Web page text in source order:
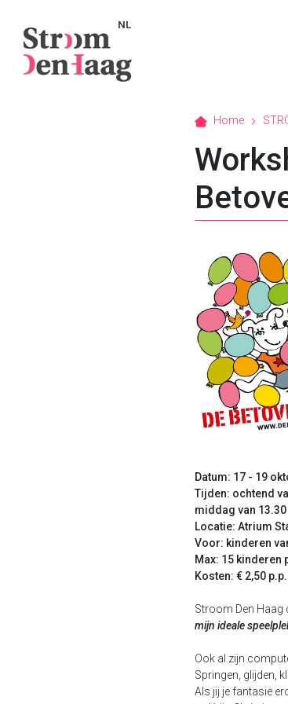
NL
Home
Datum: 17 - 19
Tijden: ochtend
middag van
Locatie: Atrium
Voor: kinderen
Max: 15 kinderen
Kosten: € 2,50 p.p.
Stroom Den Haag
mijn ideale
Ook al zijn
Springen, glijden,
Als jij je fantasie